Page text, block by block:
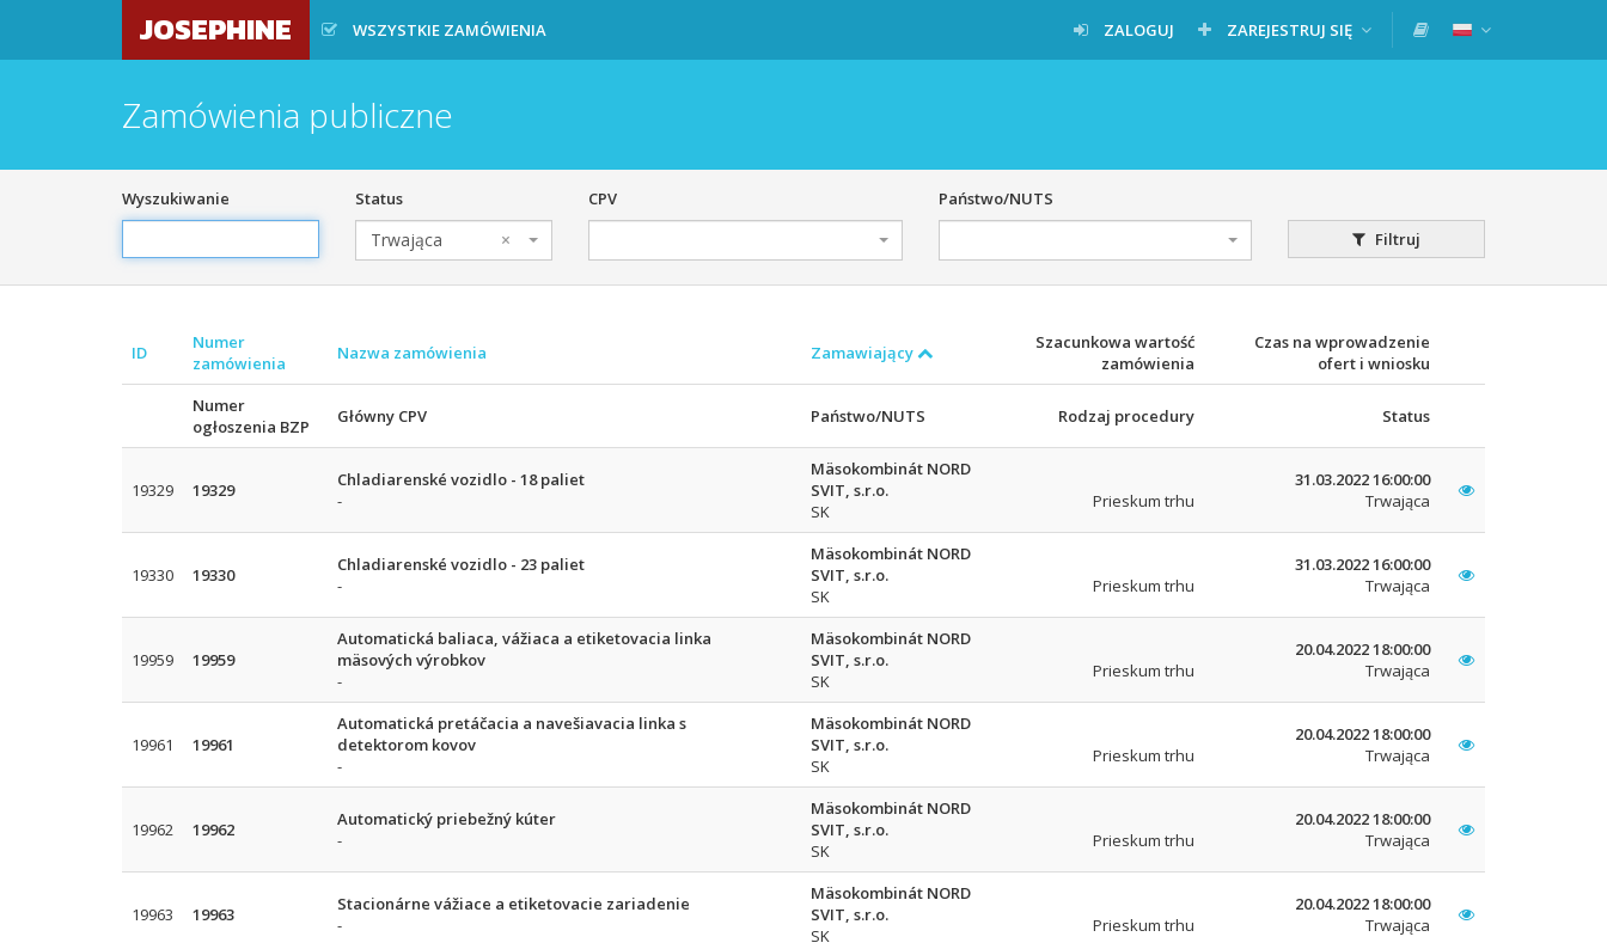
JOSEPHINE WSZYSTKIE ZAMÓWIENIA ZALOGUJ ZAREJESTRUJ SIĘ
Zamówienia publiczne
Wyszukiwanie Status
×
Trwająca
CPV
Państwo/NUTS
Filtruj
ID
Numer
zamówienia
Nazwa zamówienia Zamawiający
Szacunkowa wartość
zamówienia
Czas na wprowadzenie
ofert i wniosku
Numer
ogłoszenia BZP
Główny CPV Państwo/NUTS Rodzaj procedury Status
19329 19329
Chladiarenské vozidlo - 18 paliet
-
Mäsokombinát NORD
SVIT, s.r.o.
SK
Prieskum trhu
31.03.2022 16:00:00
Trwająca
19330 19330
Chladiarenské vozidlo - 23 paliet
-
Mäsokombinát NORD
SVIT, s.r.o.
SK
Prieskum trhu
31.03.2022 16:00:00
Trwająca
19959 19959
Automatická baliaca, vážiaca a etiketovacia linka
mäsových výrobkov
-
Mäsokombinát NORD
SVIT, s.r.o.
SK
Prieskum trhu
20.04.2022 18:00:00
Trwająca
19961 19961
Automatická pretáčacia a navešiavacia linka s
detektorom kovov
-
Mäsokombinát NORD
SVIT, s.r.o.
SK
Prieskum trhu
20.04.2022 18:00:00
Trwająca
19962 19962
Automatický priebežný kúter
-
Mäsokombinát NORD
SVIT, s.r.o.
SK
Prieskum trhu
20.04.2022 18:00:00
Trwająca
19963 19963
Stacionárne vážiace a etiketovacie zariadenie
-
Mäsokombinát NORD
SVIT, s.r.o.
SK
Prieskum trhu
20.04.2022 18:00:00
Trwająca